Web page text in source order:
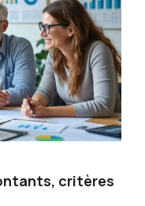
critères